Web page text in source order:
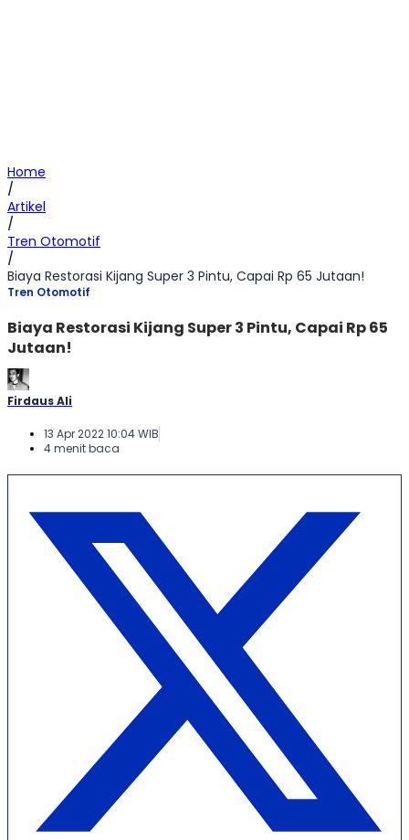
Home
/
Artikel
/
Tren Otomotif
/
Biaya Restorasi Kijang Super 3 Pintu, Capai Rp 65 Jutaan!
Tren Otomotif
Biaya Restorasi Kijang Super 3 Pintu, Capai Rp 65
Jutaan!
Firdaus Ali
13 Apr 2022 10:04 WIB
4 menit baca